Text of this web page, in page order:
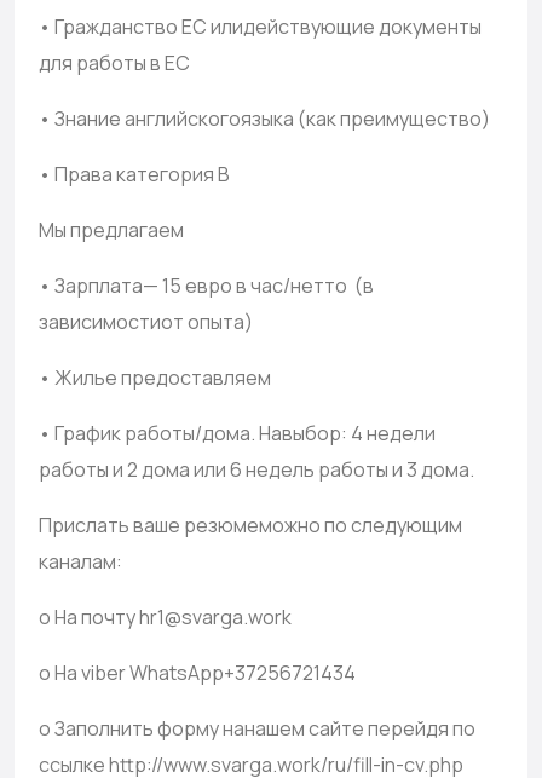
• Гражданство ЕС илидействующие документы
для работы в ЕС
• Знание английскогоязыка (как преимущество)
• Права категория В
Мы предлагаем
• Зарплата— 15 евро в час/нетто (в
зависимостиот опыта)
• Жилье предоставляем
• График работы/дома. Навыбор: 4 недели
работы и 2 дома или 6 недель работы и 3 дома.
Прислать ваше резюмеможно по следующим
каналам:
o На почтуhr1@svarga.work
o На viberWhatsApp+37256721434
o Заполнить форму нанашем сайте перейдя по
ссылке http://www.svarga.work/ru/fill-in-cv.php